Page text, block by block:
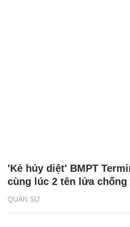
QUÂN SỰ
'Kẻ hủy diệt' BMPT
cùng lúc 2 tên lửa chống